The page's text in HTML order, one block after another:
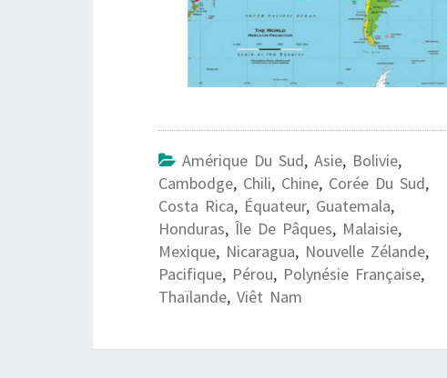
Amérique Du Sud, Asie, Bolivie,
Cambodge, Chili, Chine, Corée Du Sud,
Costa Rica, Équateur, Guatemala,
Honduras, Île De Pâques, Malaisie,
Mexique, Nicaragua, Nouvelle Zélande,
Pacifique, Pérou, Polynésie Française,
Thaïlande, Viêt Nam